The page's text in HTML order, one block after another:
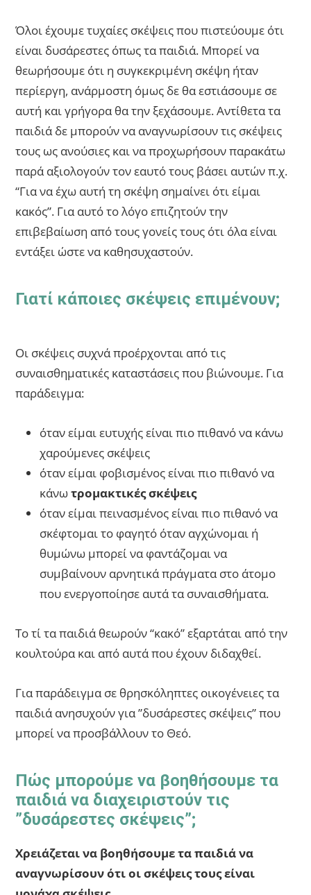
Όλοι έχουμε τυχαίες σκέψεις που πιστεύουμε ότι
είναι δυσάρεστες όπως τα παιδιά. Μπορεί να
θεωρήσουμε ότι η συγκεκριμένη σκέψη ήταν
περίεργη, ανάρμοστη όμως δε θα εστιάσουμε σε
αυτή και γρήγορα θα την ξεχάσουμε. Αντίθετα τα
παιδιά δε μπορούν να αναγνωρίσουν τις σκέψεις
τους ως ανούσιες και να προχωρήσουν παρακάτω
παρά αξιολογούν τον εαυτό τους βάσει αυτών π.χ.
“Για να έχω αυτή τη σκέψη σημαίνει ότι είμαι
κακός”. Για αυτό το λόγο επιζητούν την
επιβεβαίωση από τους γονείς τους ότι όλα είναι
εντάξει ώστε να καθησυχαστούν.
Γιατί κάποιες σκέψεις επιμένουν;
Οι σκέψεις συχνά προέρχονται από τις
συναισθηματικές καταστάσεις που βιώνουμε. Για
παράδειγμα:
όταν είμαι ευτυχής είναι πιο πιθανό να κάνω
χαρούμενες σκέψεις
όταν είμαι φοβισμένος είναι πιο πιθανό να
κάνωτρομακτικές σκέψεις
όταν είμαι πεινασμένος είναι πιο πιθανό να
σκέφτομαι το φαγητό όταν αγχώνομαι ή
θυμώνω μπορεί να φαντάζομαι να
συμβαίνουν αρνητικά πράγματα στο άτομο
που ενεργοποίησε αυτά τα συναισθήματα.
Το τί τα παιδιά θεωρούν “κακό” εξαρτάται από την
κουλτούρα και από αυτά που έχουν διδαχθεί.
Για παράδειγμα σε θρησκόληπτες οικογένειες τα
παιδιά ανησυχούν για ”δυσάρεστες σκέψεις” που
μπορεί να προσβάλλουν το Θεό.
Πώς μπορούμε να βοηθήσουμε τα
παιδιά να διαχειριστούν τις
”δυσάρεστες σκέψεις”;
Χρειάζεται να βοηθήσουμε τα παιδιά να
αναγνωρίσουν ότι οι σκέψεις τους είναι